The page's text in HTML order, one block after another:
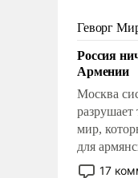
означает
перед
Геворг
Россия
Армении
Москва
разрушает
мир,
для
Мир, где политические
17